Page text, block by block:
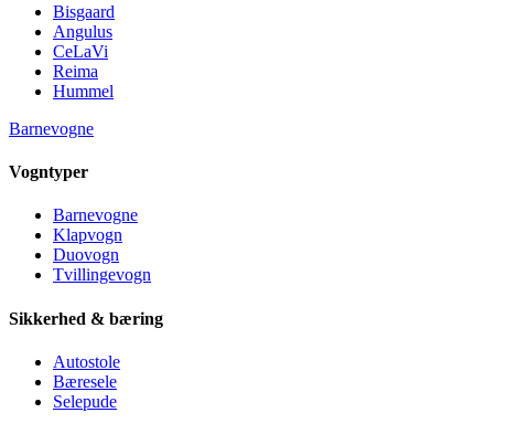
Bisgaard
Angulus
CeLaVi
Reima
Hummel
Barnevogne
Vogntyper
Barnevogne
Klapvogn
Duovogn
Tvillingevogn
Sikkerhed & bæring
Autostole
Bæresele
Selepude